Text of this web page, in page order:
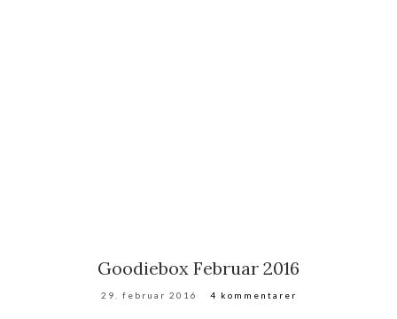
Goodiebox Februar 2016
29. februar 2016 4 kommentarer